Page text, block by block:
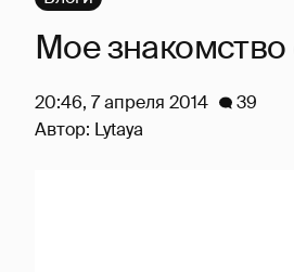
Мое
20:46, 7 апреля 2014
39
Автор: Lytaya